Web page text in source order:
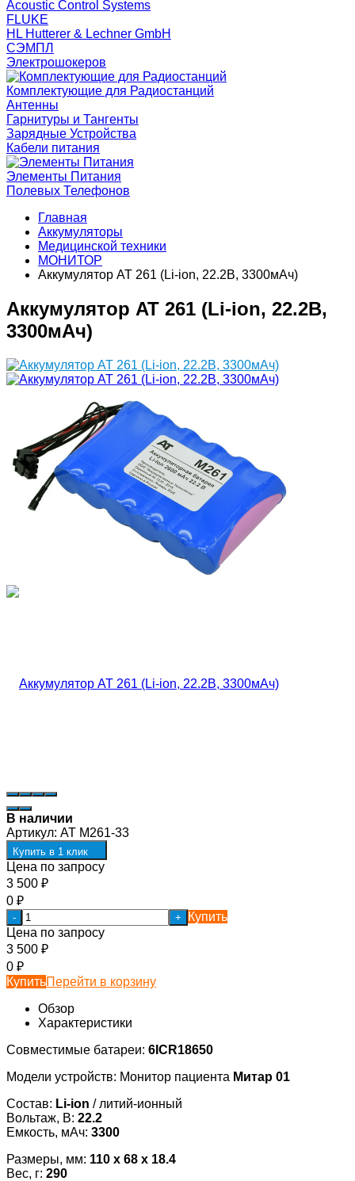
Acoustic Control Systems
FLUKE
HL Hutterer & Lechner GmbH
СЭМПЛ
Электрошокеров
Комплектующие для Радиостанций
Антенны
Гарнитуры и Тангенты
Зарядные Устройства
Кабели питания
Элементы Питания
Полевых Телефонов
Главная
Аккумуляторы
Медицинской техники
МОНИТОР
Аккумулятор AT 261 (Li-ion, 22.2В, 3300мАч)
Аккумулятор AT 261 (Li-ion, 22.2В,
3300мАч)
В наличии
Артикул: AT M261-33
Купить в 1 клик
Цена по запросу
3 500 ₽
0 ₽
- +
Купить
Цена по запросу
3 500 ₽
0 ₽
КупитьПерейти в корзину
Обзор
Характеристики
Совместимые батареи: 6ICR18650
Модели устройств: Монитор пациента Митар 01
Состав: Li-ion / литий-ионный
Вольтаж, В: 22.2
Емкость, мАч: 3300
Размеры, мм: 110 x 68 x 18.4
Вес, г: 290